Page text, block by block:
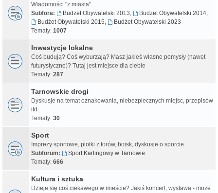
Wiadomości "z miasta".
Subfora:
Budżet Obywatelski 2013, Budżet Obywatelski 2014,
Budżet Obywatelski 2015,
Budżet Obywatelski 2023
Tematy: 1007
Inwestycje lokalne
Coś budują? Coś wyburzają? Masz jakieś własne pomysły (nawet
futurystyczne)? Tutaj jest miejsce dla ciebie
Tematy: 287
Tarnowskie drogi
Dyskusje na temat oznakowania, niebezpiecznych miejsc, przepisów
itd.
Tematy: 30
Sport
Imprezy sportowe, plotki z torów, boisk, dyskusje o sporcie
Subforum:
Sport Kartingowy w Tarnowie
Tematy: 666
Kultura i sztuka
Dzieje się coś ciekawego w mieście? Jakiś koncert, wystawa - może